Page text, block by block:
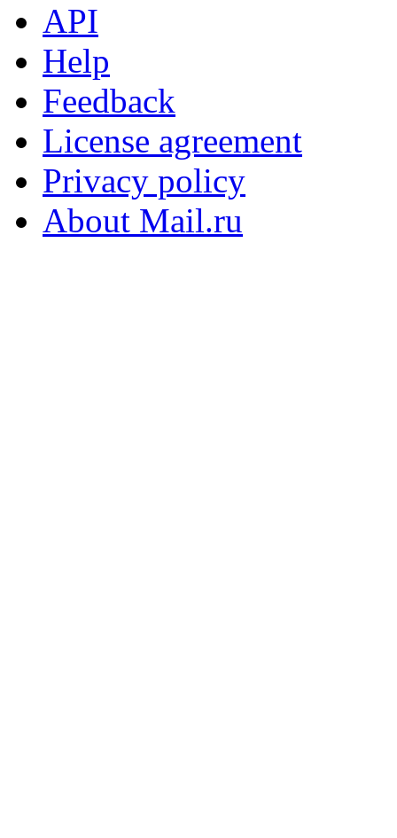
API
Help
Feedback
License agreement
Privacy policy
About Mail.ru